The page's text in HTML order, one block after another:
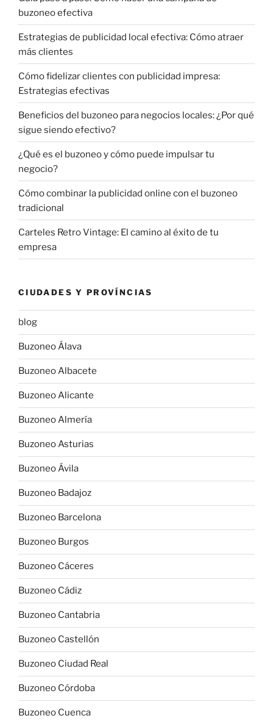
buzoneo efectiva
Estrategias de publicidad local efectiva: Cómo atraer
más clientes
Cómo fidelizar clientes con publicidad impresa:
Estrategias efectivas
Beneficios del buzoneo para negocios locales: ¿Por qué
sigue siendo efectivo?
¿Qué es el buzoneo y cómo puede impulsar tu
negocio?
Cómo combinar la publicidad online con el buzoneo
tradicional
Carteles Retro Vintage: El camino al éxito de tu
empresa
CIUDADES Y PROVÍNCIAS
blog
Buzoneo Álava
Buzoneo Albacete
Buzoneo Alicante
Buzoneo Almería
Buzoneo Asturias
Buzoneo Ávila
Buzoneo Badajoz
Buzoneo Barcelona
Buzoneo Burgos
Buzoneo Cáceres
Buzoneo Cádiz
Buzoneo Cantabria
Buzoneo Castellón
Buzoneo Ciudad Real
Buzoneo Córdoba
Buzoneo Cuenca